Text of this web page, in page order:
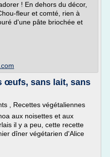
! En dehors du décor,
fleur et comté, rien à
d'une pâte briochée et
œufs, sans lait, sans
, Recettes végétaliennes
aux noisettes et aux
il y a peu, cette recette
dîner végétarien d'Alice